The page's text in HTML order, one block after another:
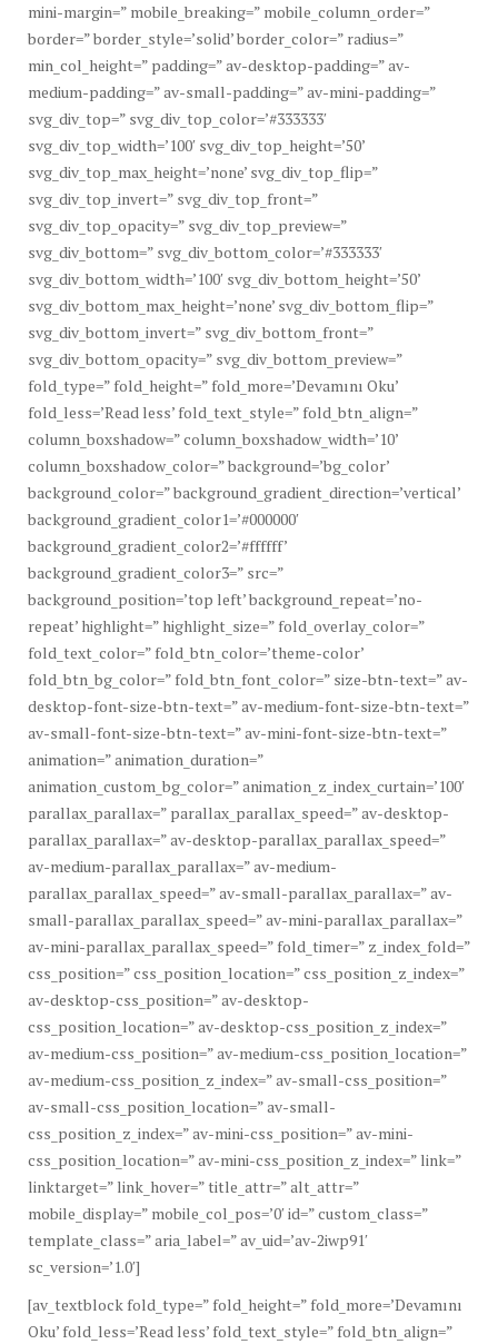
mini-margin=” mobile_breaking=” mobile_column_order=”
border=” border_style=’solid’ border_color=” radius=”
min_col_height=” padding=” av-desktop-padding=” av-
medium-padding=” av-small-padding=” av-mini-padding=”
svg_div_top=” svg_div_top_color=’#333333′
svg_div_top_width=’100′ svg_div_top_height=’50’
svg_div_top_max_height=’none’ svg_div_top_flip=”
svg_div_top_invert=” svg_div_top_front=”
svg_div_top_opacity=” svg_div_top_preview=”
svg_div_bottom=” svg_div_bottom_color=’#333333′
svg_div_bottom_width=’100′ svg_div_bottom_height=’50’
svg_div_bottom_max_height=’none’ svg_div_bottom_flip=”
svg_div_bottom_invert=” svg_div_bottom_front=”
svg_div_bottom_opacity=” svg_div_bottom_preview=”
fold_type=” fold_height=” fold_more=’Devamını Oku’
fold_less=’Read less’ fold_text_style=” fold_btn_align=”
column_boxshadow=” column_boxshadow_width=’10’
column_boxshadow_color=” background=’bg_color’
background_color=” background_gradient_direction=’vertical’
background_gradient_color1=’#000000′
background_gradient_color2=’#ffffff’
background_gradient_color3=” src=”
background_position=’top left’ background_repeat=’no-
repeat’ highlight=” highlight_size=” fold_overlay_color=”
fold_text_color=” fold_btn_color=’theme-color’
fold_btn_bg_color=” fold_btn_font_color=” size-btn-text=” av-
desktop-font-size-btn-text=” av-medium-font-size-btn-text=”
av-small-font-size-btn-text=” av-mini-font-size-btn-text=”
animation=” animation_duration=”
animation_custom_bg_color=” animation_z_index_curtain=’100′
parallax_parallax=” parallax_parallax_speed=” av-desktop-
parallax_parallax=” av-desktop-parallax_parallax_speed=”
av-medium-parallax_parallax=” av-medium-
parallax_parallax_speed=” av-small-parallax_parallax=” av-
small-parallax_parallax_speed=” av-mini-parallax_parallax=”
av-mini-parallax_parallax_speed=” fold_timer=” z_index_fold=”
css_position=” css_position_location=” css_position_z_index=”
av-desktop-css_position=” av-desktop-
css_position_location=” av-desktop-css_position_z_index=”
av-medium-css_position=” av-medium-css_position_location=”
av-medium-css_position_z_index=” av-small-css_position=”
av-small-css_position_location=” av-small-
css_position_z_index=” av-mini-css_position=” av-mini-
css_position_location=” av-mini-css_position_z_index=” link=”
linktarget=” link_hover=” title_attr=” alt_attr=”
mobile_display=” mobile_col_pos=’0′ id=” custom_class=”
template_class=” aria_label=” av_uid=’av-2iwp91′
sc_version=’1.0′]
[av_textblock fold_type=” fold_height=” fold_more=’Devamını
Oku’ fold_less=’Read less’ fold_text_style=” fold_btn_align=”